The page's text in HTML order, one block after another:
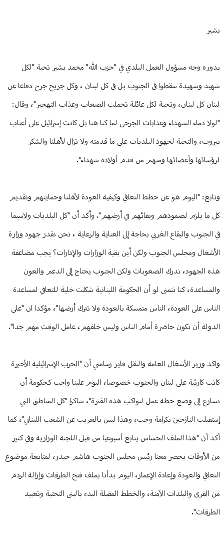
بشير
بدوره وجه مسؤول العمل البلدي في "حزب الله" محمد بشير تحية "لكل
شهيد وشهيدة سقطوا في الجنوب بل في كل لبنان ، وكل جريح جرح دفاعا عن
لبنان كل لبنان، وتحية لكل عائلة تحملت الصعاب وعذاب التهجير"، وقال:
"لولا دماء الشهداء وعذابات الجرحى لما كنا هنا بل كانت إسرائيل على أعتاب
بيروت، والتحية لجهود البلديات على ما قدمته ولا تزال لأهلنا والشكر
لرؤسائها وأعضائها ومنهم من قدم أولاده شهداء".
وتابع: "اليوم هو عن خطط التعافي وكيفية العودة لأهلنا وحمايتهم وتقديم
كل ما يلزم لصمودهم وبقائهم في أرضهم". وأكد أن "كل البلديات ولاسيما
في الجنوب والبقاع الغربي بحاجة إلى العناية والرعاية ، نحن نقدر جهود وزارة
الأشغال ومجلس الجنوب ولكن أين بقية الوزارات والإدارات؟ يجب مضاعفة
هذه الجهود، ندرك الصعوبات ولكن الجنوب يحتاج إلى الدعم والعون
والمساعدة، كنا نتمنى لو أن الحكومة اللبنانية شكلت خلية للتعافي لمساعدة
الناس على العودة، الناس متمسكة بالعودة ولا تترك أرضها"، مؤكدا ان "على
الدولة أن تكون حاضرة أمام الناس وليس خلفهم، عامل الوقت مهم جدا".
واكد وزير الأشغال العامة والنقل فايز رسامني أن "الحرب الإسرائيلية الأخيرة
كانت كارثية على لبنان والجنوب خصوصا، اليوم علينا واجب كحكومة أن
نسارع إلى وضع خطة عمل لنواكب هذه الفترة"، شاكرا "كل المناطق التي
إستقبلت النازحين بكرامة وحب، وهذا ليس بالغريب عن الشعب اللبناني"، كما
أكد أن "هذا الملف الحساس يتابع أسبوعيا من قبل اللجنة الوزارية وفي كثير
من الأوقات يحضر معنا رئيس مجلس الجنوب هاشم حيدر، لمتابعة موضوع
التعافي والعودة وإعادة الإعمار، اليوم بدأنا بملف فتح الطرقات وإزالة الردم
من القرى والبلدات الآمنة، والخطط المقبلة البدء بالبنى التحتية وتعبيد
الطرقات".